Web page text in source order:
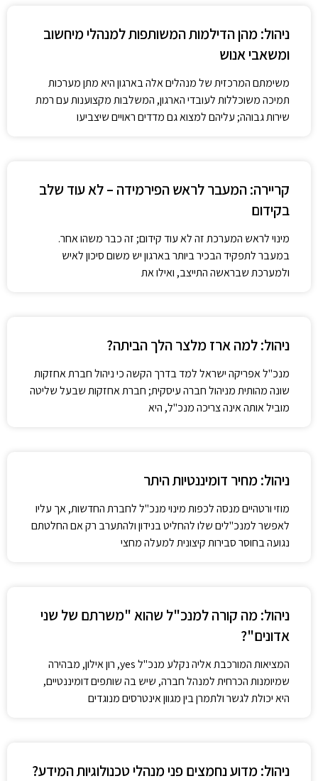
ניהול: מהן הדילמות המשותפות למנהלי מיחשוב
ומשאבי אנוש
משימתם המרכזית של מנהלים אלה בארגון היא מתן מערכות
תמיכה משוכללות לעובדי הארגון, המשלבות מקצוענות עם רמת
שירות גבוהה; עליהם למצוא גם מדדים ראויים שיצביעו
קריירה: המעבר לראש הפירמידה – לא עוד שלב
בקידום
מינוי לראש המערכת זה לא עוד קידום; זה כבר משהו אחר.
במעבר לתפקיד הבכיר ביותר בארגון יש משום סיכון לאיש
ולמערכת שבראשה התייצב, ואילו את
ניהול: למה ארז מלצר הלך הביתה?
מנכ"ל אפריקה ישראל למד בדרך הקשה כי ניהול חברת אחזקות
שונה מהותית מניהול חברה עיסקית; חברת אחזקות שבעל שליטה
מוביל אותה אינה צריכה מנכ"ל, היא
ניהול: מחיר דומיננטיות היתר
מוזי ורטהיים מנסה לכפות מינוי מנכ"ל לחברת החדשות, אך עליו
לאפשר למנכ"לים שלו להחליט בנידון ולהתערב רק אם החלטתם
נגועה בחוסר סבירות קיצונית למעלה מחצי
ניהול: מה קורה למנכ"ל שהוא "משרתם של שני
אדונים"?
המציאות המורכבת אליה נקלע מנכ"ל yes, רון אילון, מבהירה
שמיומנות הכרחית למנהל חברה, שיש בה שותפים דומיננטיים,
היא יכולת לגשר ולתמרן בין מגוון אינטרסים מנוגדים
ניהול: מדוע נחמצים פני מנהלי טכנולוגיות המידע?